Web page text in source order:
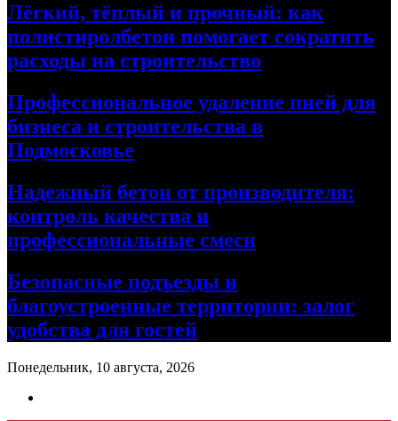
Лёгкий, тёплый и прочный: как
полистиролбетон помогает сократить
расходы на строительство
Профессиональное удаление пней для
бизнеса и строительства в
Подмосковье
Надежный бетон от производителя:
контроль качества и
профессиональные смеси
Безопасные подъезды и
благоустроенные территории: залог
удобства для гостей
Понедельник, 10 августа, 2026